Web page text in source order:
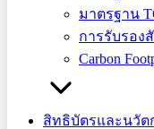
มาตรฐาน
การรับรอง
Carbon
สิทธิบัตรและนวัต
เฟอร์นิเจอร์นักเรียน พ
คุณภาพมาตรฐาน